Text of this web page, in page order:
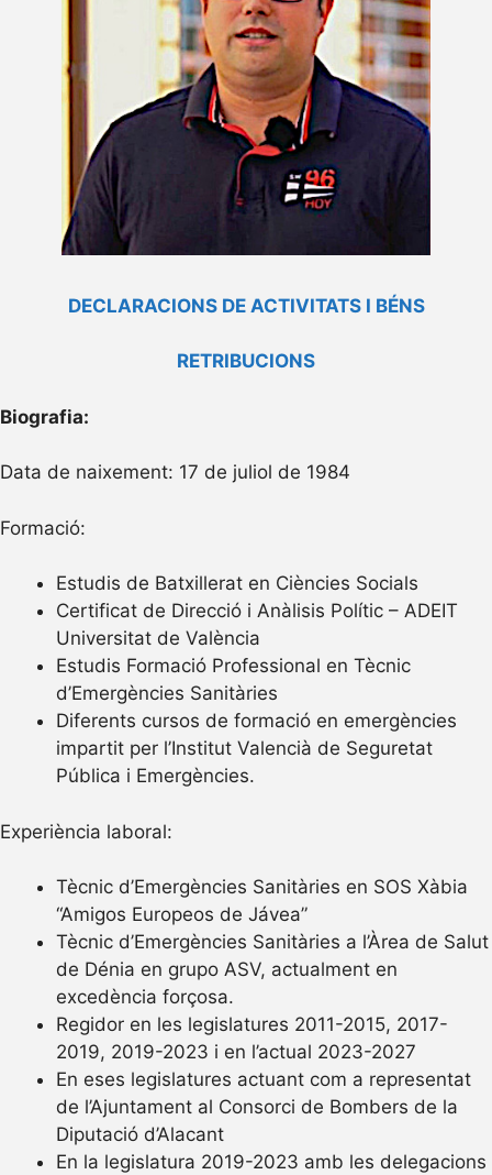
DECLARACIONS DE ACTIVITATS I BÉNS
RETRIBUCIONS
Biografia:
Data de naixement: 17 de juliol de 1984
Formació:
Estudis de Batxillerat en Ciències Socials
Certificat de Direcció i Anàlisis Polític – ADEIT
Universitat de València
Estudis Formació Professional en Tècnic
d’Emergències Sanitàries
Diferents cursos de formació en emergències
impartit per l’Institut Valencià de Seguretat
Pública i Emergències.
Experiència laboral:
Tècnic d’Emergències Sanitàries en SOS Xàbia
“Amigos Europeos de Jávea”
Tècnic d’Emergències Sanitàries a l’Àrea de Salut
de Dénia en grupo ASV, actualment en
excedència forçosa.
Regidor en les legislatures 2011-2015, 2017-
2019, 2019-2023 i en l’actual 2023-2027
En eses legislatures actuant com a representat
de l’Ajuntament al Consorci de Bombers de la
Diputació d’Alacant
En la legislatura 2019-2023 amb les delegacions